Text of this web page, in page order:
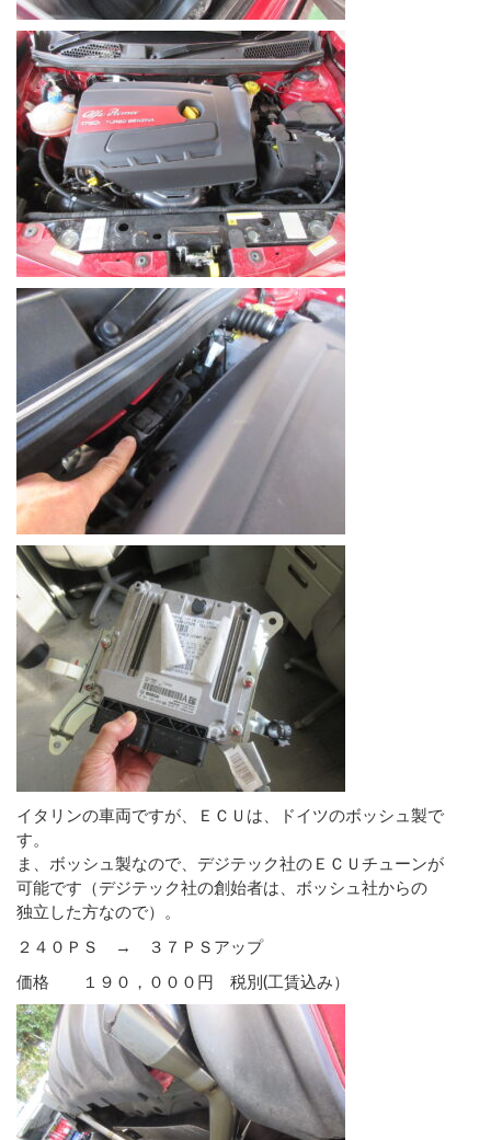
イタリンの車両ですが、ＥＣＵは、ドイツのボッシュ製で
す。
ま、ボッシュ製なので、デジテック社のＥＣＵチューンが
可能です（デジテック社の創始者は、ボッシュ社からの
独立した方なので）。
２４０ＰＳ → ３７ＰＳアップ
価格 １９０，０００円 税別(工賃込み）